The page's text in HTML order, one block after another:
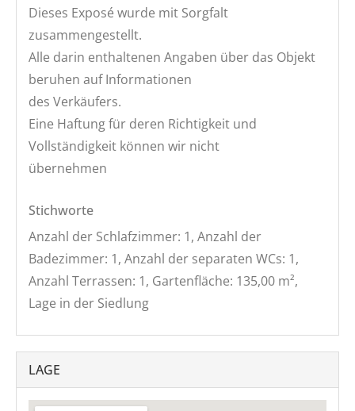
Dieses Exposé wurde mit Sorgfalt
zusammengestellt.
Alle darin enthaltenen Angaben über das Objekt
beruhen auf Informationen
des Verkäufers.
Eine Haftung für deren Richtigkeit und
Vollständigkeit können wir nicht
übernehmen
Stichworte
Anzahl der Schlafzimmer: 1, Anzahl der
Badezimmer: 1, Anzahl der separaten WCs: 1,
Anzahl Terrassen: 1, Gartenfläche: 135,00 m²,
Lage in der Siedlung
LAGE